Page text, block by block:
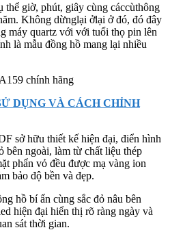
giờ, phút, giây cùng cáccùthông
Không dừnglại ởlại ở đó, đó đây
máy quartz với với tuổi thọ pin lên
là mẫu đồng hồ mang lại nhiều
DỤNG VÀ CÁCH CHỈNH
sở hữu thiết kế hiện đại, điển hình
bên ngoài, làm từ chất liệu thép
phẩn vỏ đều được mạ vàng ion
bảo độ bền và đẹp.
hồ bí ẩn cùng sắc đỏ nâu bên
hiện đại hiển thị rõ ràng ngày và
sát thời gian.